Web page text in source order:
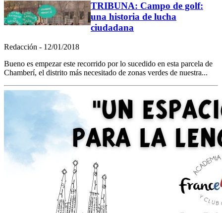
TRIBUNA: Campo de golf:
una historia de lucha
ciudadana
Redacción - 12/01/2018
Bueno es empezar este recorrido por lo sucedido en esta parcela de
Chamberí, el distrito más necesitado de zonas verdes de nuestra...